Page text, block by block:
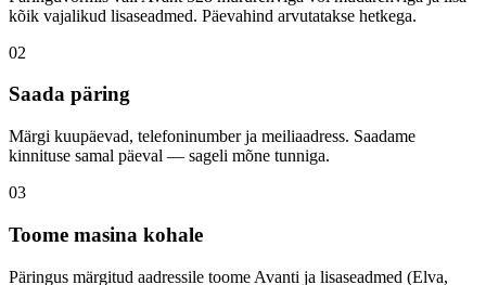
kõik vajalikud lisaseadmed. Päevahind arvutatakse hetkega.
02
Saada päring
Märgi kuupäevad, telefoninumber ja meiliaadress. Saadame
kinnituse samal päeval — sageli mõne tunniga.
03
Toome masina kohale
Päringus märgitud aadressile toome Avanti ja lisaseadmed (Elva,